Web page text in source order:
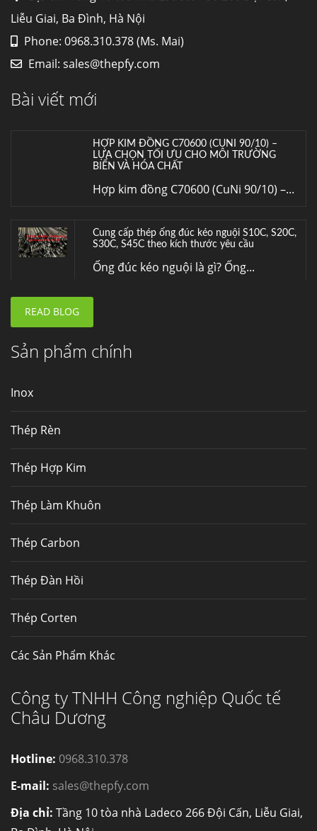
Liễu Giai, Ba Đình, Hà Nội
Phone: 0968.310.378 (Ms. Mai)
Email: sales@thepfy.com
Bài viết mới
Inox (thép không gỉ) là một trong...
LỰA CHỌN TỐI ƯU CHO MÔI TRƯỜNG
Hợp kim đồng C70600 (CuNi 90/10) –...
Cung cấp thép ống đúc kéo nguội S10C, S20C,
S30C, S45C theo kích thước yêu cầu
nhà máy thép Hòa Phát
máy...
nhất, Mua Inconel 625 tại Việt Nam
Hợp kim N06625 là hợp kim chịu
READ BLOG
Sản phẩm chính
Inox
Thép Rèn
Thép Hợp Kim
Thép Làm Khuôn
Thép Carbon
Thép Đàn Hồi
Thép Corten
Các Sản Phẩm Khác
Công ty TNHH Công nghiệp Quốc tế
Châu Dương
Hotline: 0968.310.378
E-mail: sales@thepfy.com
Địa chỉ: Tầng 10 tòa nhà Ladeco 266 Đội Cấn, Liễu Giai,